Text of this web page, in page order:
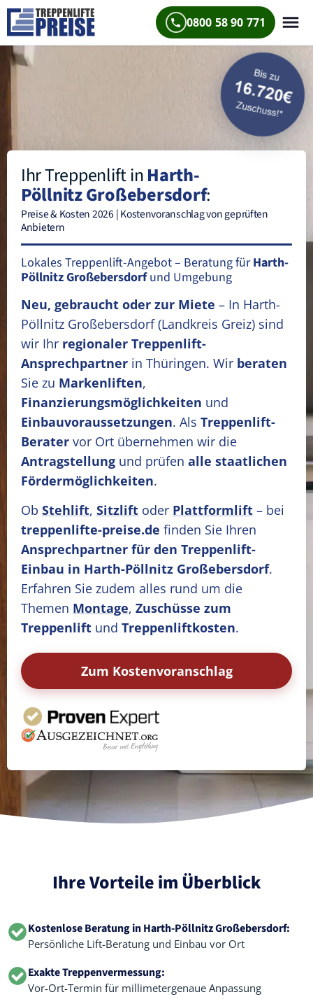
0800 58 90 771
Ihr Treppenlift inHarth-
Pöllnitz Großebersdorf:
Preise & Kosten 2026 | Kostenvoranschlag von geprüften
Anbietern
Lokales Treppenlift-Angebot – Beratung fürHarth-
Pöllnitz Großebersdorfund Umgebung
Neu, gebraucht oder zur Miete – In Harth-
Pöllnitz Großebersdorf(Landkreis Greiz) sind
wir Ihr regionaler Treppenlift-
Ansprechpartner in Thüringen. Wir beraten
Sie zu Markenliften,
Finanzierungsmöglichkeiten und
Einbauvoraussetzungen. Als Treppenlift-
Berater vor Ort übernehmen wir die
Antragstellung und prüfen alle staatlichen
Fördermöglichkeiten.
Ob Stehlift, Sitzlift oder Plattformlift – bei
treppenlifte-preise.de finden Sie Ihren
Ansprechpartner für den Treppenlift-
Einbau in Harth-Pöllnitz Großebersdorf.
Erfahren Sie zudem alles rund um die
Themen Montage, Zuschüsse zum
Treppenlift und Treppenliftkosten.
Zum Kostenvoranschlag
Ihre Vorteile im Überblick
Kostenlose Beratung in Harth-Pöllnitz Großebersdorf:
Persönliche Lift-Beratung und Einbau vor Ort
Exakte Treppenvermessung:
Vor-Ort-Termin für millimetergenaue Anpassung